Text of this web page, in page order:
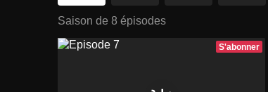
Saison de 8 épisodes
S'abonner